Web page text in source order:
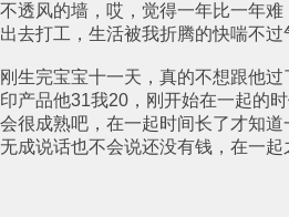
不透风的墙，哎，觉得一年比一年
出去打工，生活被我折腾的快喘不过
刚生完宝宝十一天，真的不想跟他
印产品他31我20，刚开始在一起的
会很成熟吧，在一起时间长了才知
无成说话也不会说还没有钱，在一起